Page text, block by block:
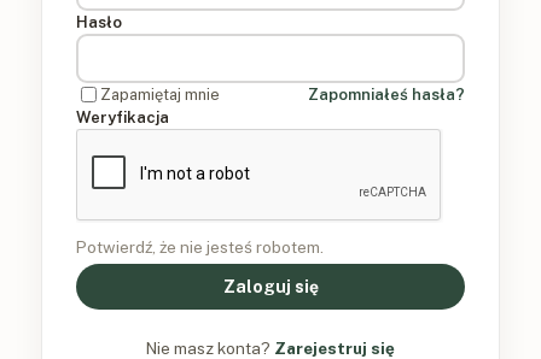
Hasło
Zapamiętaj mnie
Zapomniałeś hasła?
Weryfikacja
Potwierdź, że nie jesteś robotem.
Zaloguj się
Nie masz konta? Zarejestruj się